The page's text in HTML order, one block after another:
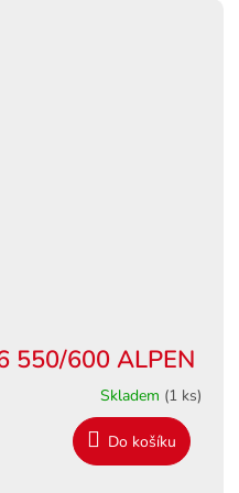
550/600 ALPEN
Skladem (1 ks)
Do košíku